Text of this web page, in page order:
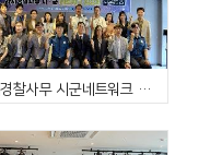
자치경찰사무 시군네트워크 활성화 협력회의 개최(26.6.9.)